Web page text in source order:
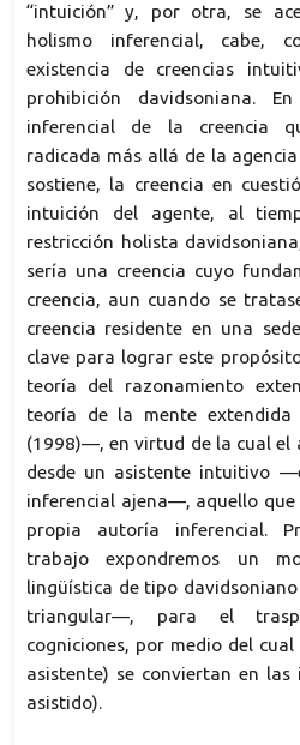
“intuición” y, por otra, se
holismo inferencial, cabe,
existencia de creencias
prohibición davidsoniana.
inferencial de la creencia
radicada más allá de la
sostiene, la creencia en
intuición del agente, al
restricción holista
sería una creencia cuyo
creencia, aun cuando se
creencia residente en una
clave para lograr este
teoría del razonamiento
teoría de la mente extendida
(1998)—, en virtud de la cual el
desde un asistente intuitivo
inferencial ajena—, aquello
propia autoría inferencial.
trabajo expondremos un
lingüística de tipo
triangular—, para el
cogniciones, por medio del
asistente) se conviertan en
asistido).